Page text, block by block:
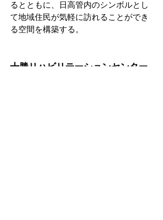
るとともに、日高管内のシンボルとし
て地域住民が気軽に訪れることができ
る空間を構築する。
十勝リハビリテーションセンター